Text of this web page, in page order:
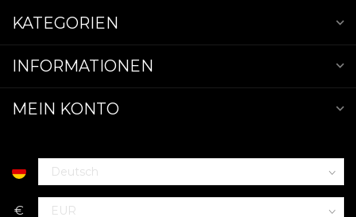
KATEGORIEN
INFORMATIONEN
MEIN KONTO
€